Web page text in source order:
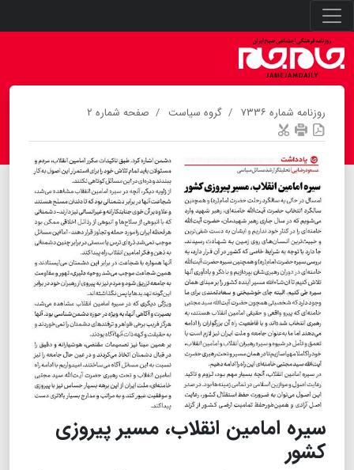
روزنامه شماره ۷۳۳۶ گروه سیاست صفحه شماره ۲
سیره امامین انقلاب، مسیر پیروزی
کشور